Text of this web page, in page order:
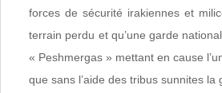
forces de sécurité irakiennes et
terrain perdu et qu’une garde
« Peshmergas » mettant en cause
que sans l’aide des tribus sunnites